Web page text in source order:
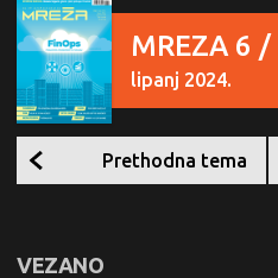
MREZA 6
lipanj 2024.
Prethodna tema
VEZANO